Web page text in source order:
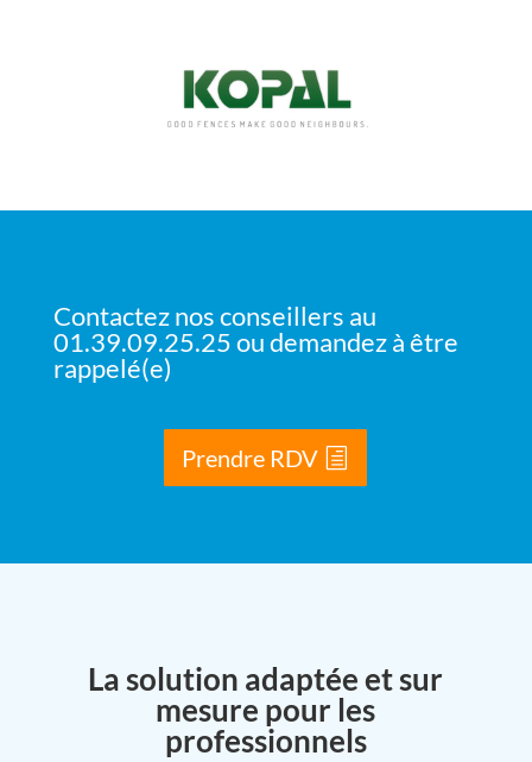
Contactez nos conseillers au
01.39.09.25.25 ou demandez à être
rappelé(e)
Prendre RDV
La solution adaptée et sur
mesure pour les
professionnels